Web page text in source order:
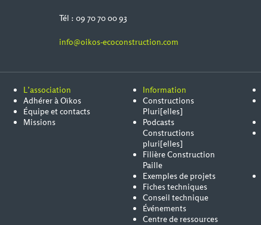
Tél : 09 70 70 00 93
info@oikos-ecoconstruction.com
L’association
Adhérer à Oïkos
Équipe et contacts
Missions
Information
Constructions
Pluri[elles]
Podcasts
Constructions
pluri[elles]
Filière Construction
Paille
Exemples de projets
Fiches techniques
Conseil technique
Événements
Centre de ressources